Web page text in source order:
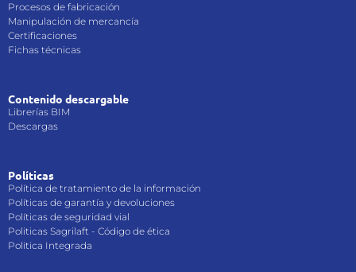
Procesos de fabricación
Manipulación de mercancía
Certificaciones
Fichas técnicas
Contenido descargable
Librerías BIM
Descargas
Políticas
Política de tratamiento de la información
Políticas de garantía y devoluciones
Políticas de seguridad vial
Politicas Sagrilaft - Código de ética
Politica Integrada